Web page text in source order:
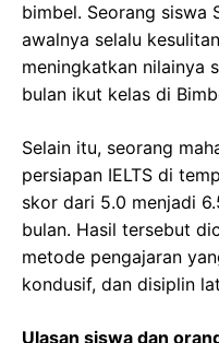
bimbel. Seorang siswa
awalnya selalu
meningkatkan nilainya
bulan ikut kelas di
Selain itu, seorang
persiapan IELTS di
skor dari 5.0 menjadi
bulan. Hasil tersebut
metode pengajaran
kondusif, dan disiplin
Ulasan siswa dan